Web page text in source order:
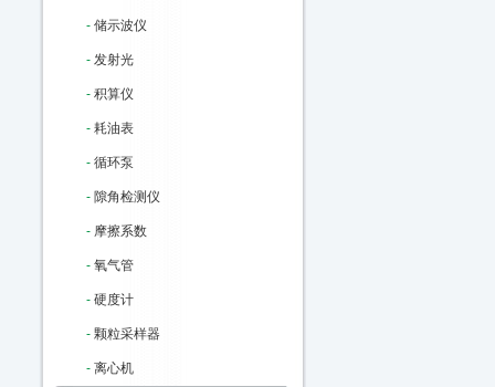
- 储示波仪
- 发射光
- 积算仪
- 耗油表
- 循环泵
- 隙角检测仪
- 摩擦系数
- 氧气管
- 硬度计
- 颗粒采样器
- 离心机